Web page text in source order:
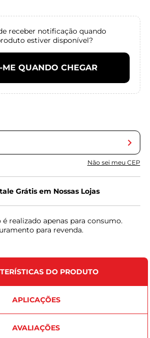
receber notificação quando
estiver disponível?
ME QUANDO CHEGAR
Não sei meu CEP
Grátis em Nossas Lojas
realizado apenas para consumo.
para revenda.
DO PRODUTO
APLICAÇÕES
AVALIAÇÕES